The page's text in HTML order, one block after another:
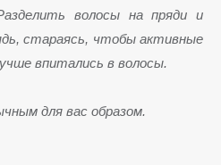
волосы на пряди и
стараясь, чтобы активные
впитались в волосы.
для вас образом.